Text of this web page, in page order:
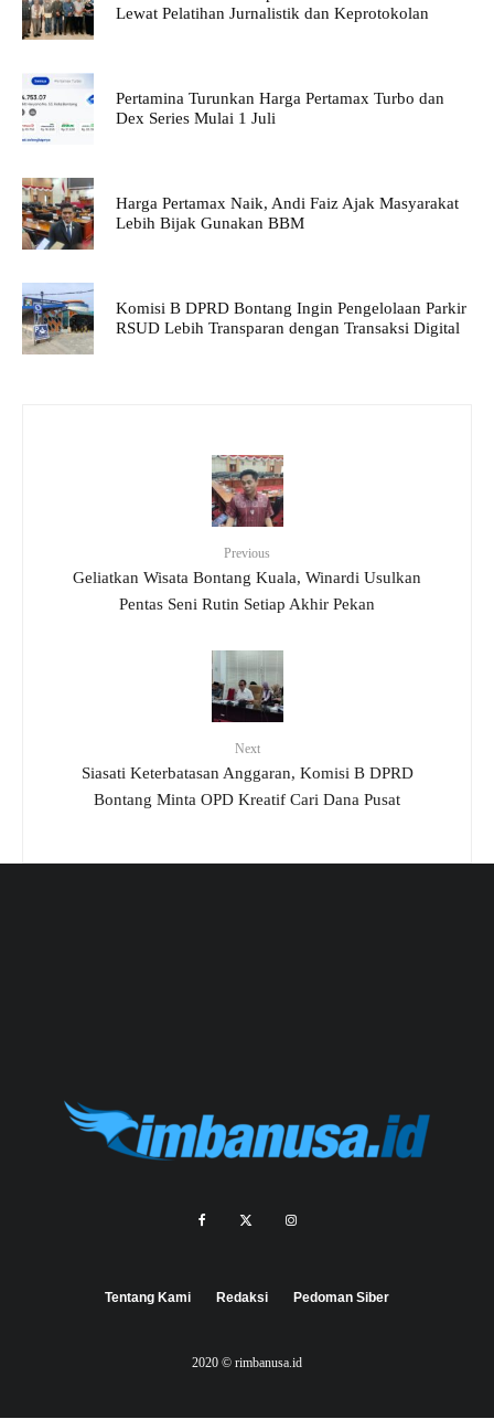
Lewat Pelatihan Jurnalistik dan Keprotokolan
Pertamina Turunkan Harga Pertamax Turbo dan
Dex Series Mulai 1 Juli
Harga Pertamax Naik, Andi Faiz Ajak Masyarakat
Lebih Bijak Gunakan BBM
Komisi B DPRD Bontang Ingin Pengelolaan Parkir
RSUD Lebih Transparan dengan Transaksi Digital
Previous
Geliatkan Wisata Bontang Kuala, Winardi Usulkan
Pentas Seni Rutin Setiap Akhir Pekan
Next
Siasati Keterbatasan Anggaran, Komisi B DPRD
Bontang Minta OPD Kreatif Cari Dana Pusat
Tentang Kami Redaksi Pedoman Siber
2020 © rimbanusa.id